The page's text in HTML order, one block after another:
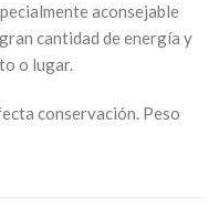
aconsejable
cantidad de energía y
o lugar.
conservación. Peso